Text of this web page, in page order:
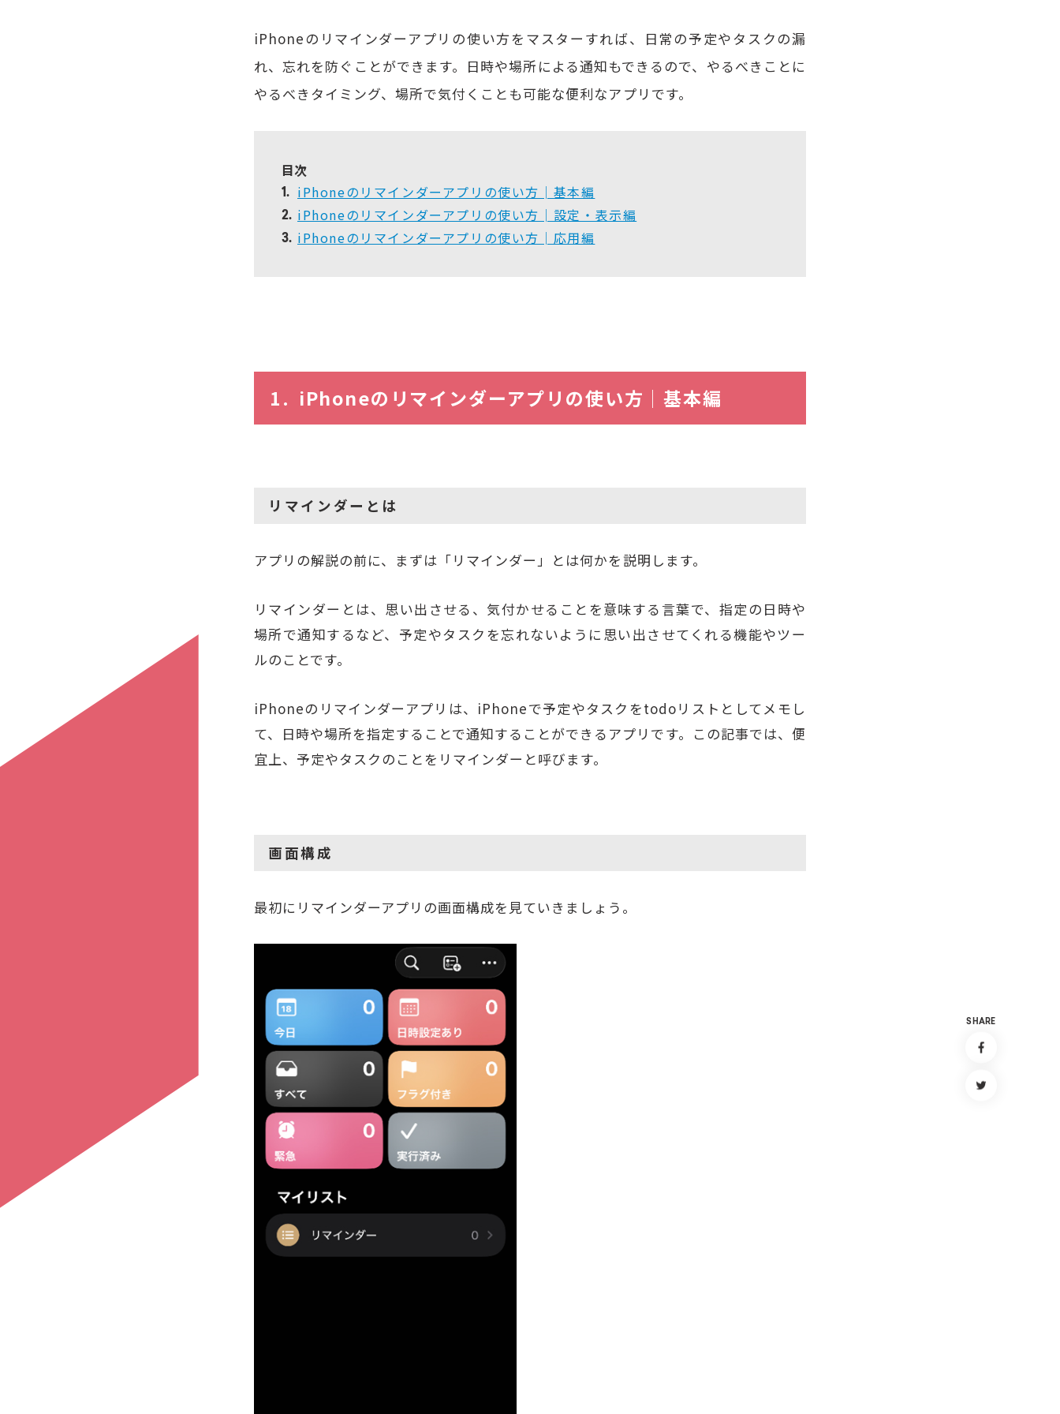
iPhoneのリマインダーアプリの使い方をマスターすれば、日常の予定やタスクの漏
れ、忘れを防ぐことができます。日時や場所による通知もできるので、やるべきことに
やるべきタイミング、場所で気付くことも可能な便利なアプリです。
目次
1. iPhoneのリマインダーアプリの使い方│基本編
2. iPhoneのリマインダーアプリの使い方│設定・表示編
3. iPhoneのリマインダーアプリの使い方│応用編
iPhoneのリマインダーアプリの使い方│基本編
リマインダーとは
アプリの解説の前に、まずは「リマインダー」とは何かを説明します。
リマインダーとは、思い出させる、気付かせることを意味する言葉で、指定の日時や
場所で通知するなど、予定やタスクを忘れないように思い出させてくれる機能やツー
ルのことです。
iPhoneのリマインダーアプリは、iPhoneで予定やタスクをtodoリストとしてメモし
て、日時や場所を指定することで通知することができるアプリです。この記事では、便
宜上、予定やタスクのことをリマインダーと呼びます。
画面構成
最初にリマインダーアプリの画面構成を見ていきましょう。
S HARE